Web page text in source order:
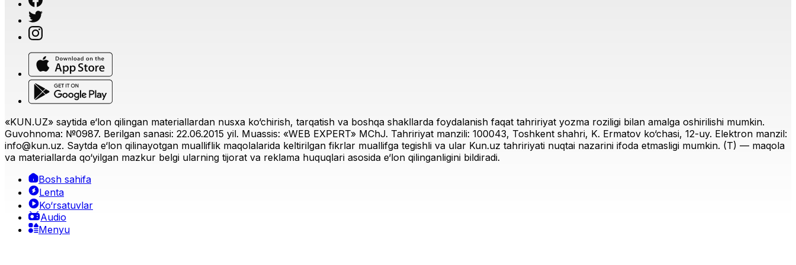
«KUN.UZ» saytida e‘lon qilingan materiallardan nusxa ko‘chirish, tarqatish va boshqa shakllarda foydalanish faqat tahririyat yozma roziligi bilan amalga oshirilishi mumkin.
Guvohnoma: №0987. Berilgan sanasi: 22.06.2015 yil. Muassis: «WEB EXPERT» MChJ. Tahririyat manzili: 100043, Toshkent shahri, K. Ermatov ko‘chasi, 12-uy. Elektron manzil:
info@kun.uz. Saytda e‘lon qilinayotgan mualliflik maqolalarida keltirilgan fikrlar muallifga tegishli va ular Kun.uz tahririyati nuqtai nazarini ifoda etmasligi mumkin. (T) — maqola
va materiallarda qo‘yilgan mazkur belgi ularning tijorat va reklama huquqlari asosida e‘lon qilinganligini bildiradi.
Bosh sahifa
Lenta
Ko‘rsatuvlar
Audio
Menyu